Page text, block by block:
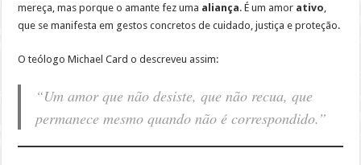
mereça, mas porque o amante fez uma aliança. É um amor ativo,
que se manifesta em gestos concretos de cuidado, justiça e proteção.
O teólogo Michael Card o descreveu assim:
“Um amor que não desiste, que não recua, que
permanece mesmo quando não é correspondido.”